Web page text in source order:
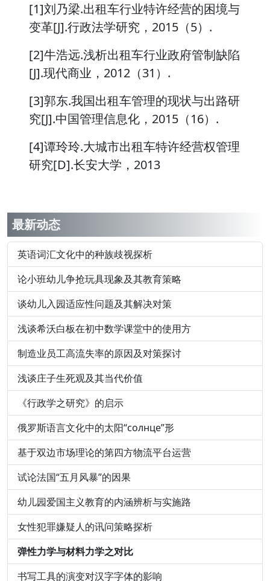
[1]刘乃梁.出租车行业特许经营的困境与
变革[J].行政法学研究，2015（5）.
[2]牛浩远.浅析出租车行业政府管制缺陷
[J].现代商业，2012（31）.
[3]郭东.我国出租车管理的现状与出路研
究[J].中国管理信息化，2015（16）.
[4]谭玲玲.大城市出租车特许经营权管理
研究[D].长安大学，2013
最新动态
英语词汇文化中的种族歧视探析
论小班幼儿争抢玩具现象及其教育策略
谈幼儿入园适应性问题及其解决对策
浅谈希沃白板在初中数学课堂中的使用方
制造业员工高流失率的原因及对策探讨
浅谈庄子生死观及其当代价值
《行政学之研究》的启示
俄罗斯语言文化中的太阳“солнце”形
基于双边市场理论的第四方物流平台运营
试论法国“五月风暴”的因果
幼儿园爱国主义教育的内涵辨析与实施路
女性犯罪嫌疑人的讯问策略探析
弹性力学与材料力学之对比
书写工具的演变对汉字字体的影响